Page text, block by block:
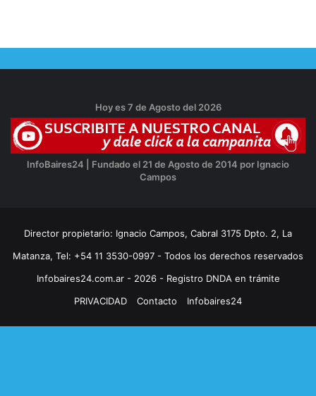
Hoy es 7 de Agosto del 2026
InfoBaires24 | Fundado el 21 de Agosto de 2014 por Ignacio
Campos
Director propietario: Ignacio Campos, Cabral 3175 Dpto. 2, La
Matanza, Tel: +54 11 3530-0997 - Todos los derechos reservados
Infobaires24.com.ar - 2026 - Registro DNDA en trámite
PRIVACIDAD
Contacto Infobaires24